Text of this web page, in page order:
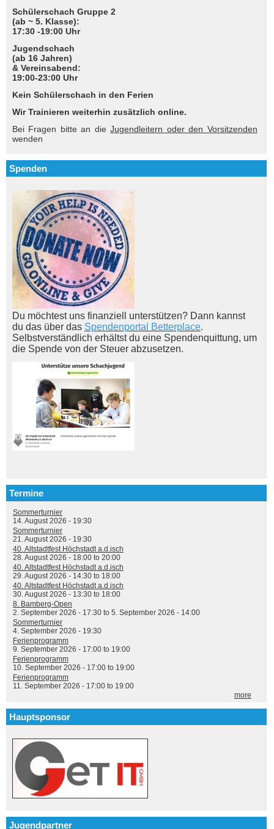
Schülerschach Gruppe 2
(ab ~ 5. Klasse):
17:30 -19:00 Uhr
Jugendschach
(ab 16 Jahren)
& Vereinsabend:
19:00-23:00 Uhr
Kein Schülerschach in den Ferien
Wir Trainieren weiterhin zusätzlich online.
Bei Fragen bitte an dieJugendleitern oder den Vorsitzenden
wenden
Spenden
Du möchtest uns finanziell unterstützen? Dann kannst
du das über das Spendenportal Betterplace.
Selbstverständlich erhältst du eine Spendenquittung, um
die Spende von der Steuer abzusetzen.
Termine
Sommerturnier
14. August 2026 - 19:30
Sommerturnier
21. August 2026 - 19:30
40. Altstadtfest Höchstadt a.d.isch
28. August 2026 - 18:00 to 20:00
40. Altstadtfest Höchstadt a.d.isch
29. August 2026 - 14:30 to 18:00
40. Altstadtfest Höchstadt a.d.isch
30. August 2026 - 13:30 to 18:00
8. Bamberg-Open
2. September 2026 - 17:30 to 5. September 2026 - 14:00
Sommerturnier
4. September 2026 - 19:30
Ferienprogramm
9. September 2026 - 17:00 to 19:00
Ferienprogramm
10. September 2026 - 17:00 to 19:00
Ferienprogramm
11. September 2026 - 17:00 to 19:00
more
Hauptsponsor
Jugendpartner